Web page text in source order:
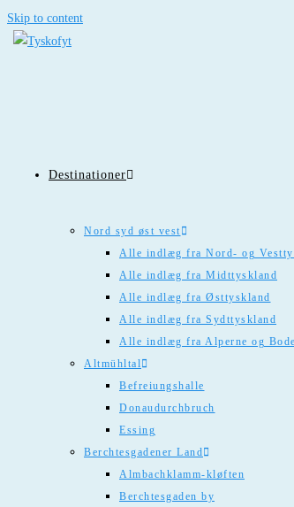
Skip to content
Destinationer
Nord syd øst vest
Alle indlæg fra Nord- og
Alle indlæg fra Midttyskland
Alle indlæg fra Østtyskland
Alle indlæg fra Sydttyskland
Alle indlæg fra Alperne og
Altmühltal
Befreiungshalle
Donaudurchbruch
Essing
Berchtesgadener Land
Almbachklamm-kløften
Berchtesgaden by